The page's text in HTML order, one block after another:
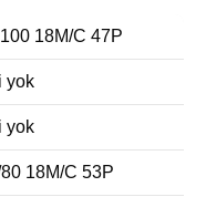
18M/C 47P
yok
yok
18M/C 53P